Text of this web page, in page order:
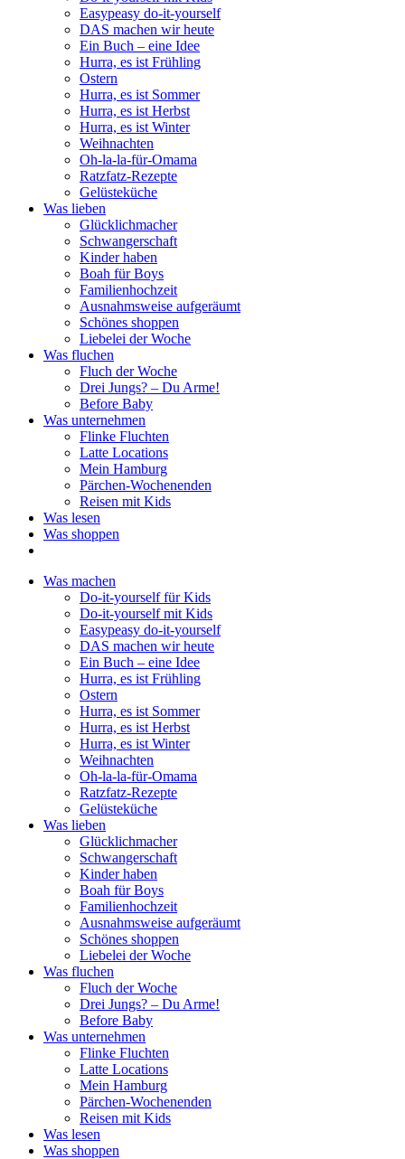
Easypeasy do-it-yourself
DAS machen wir heute
Ein Buch – eine Idee
Hurra, es ist Frühling
Ostern
Hurra, es ist Sommer
Hurra, es ist Herbst
Hurra, es ist Winter
Weihnachten
Oh-la-la-für-Omama
Ratzfatz-Rezepte
Gelüsteküche
Was lieben
Glücklichmacher
Schwangerschaft
Kinder haben
Boah für Boys
Familienhochzeit
Ausnahmsweise aufgeräumt
Schönes shoppen
Liebelei der Woche
Was fluchen
Fluch der Woche
Drei Jungs? – Du Arme!
Before Baby
Was unternehmen
Flinke Fluchten
Latte Locations
Mein Hamburg
Pärchen-Wochenenden
Reisen mit Kids
Was lesen
Was shoppen
Was machen
Do-it-yourself für Kids
Do-it-yourself mit Kids
Easypeasy do-it-yourself
DAS machen wir heute
Ein Buch – eine Idee
Hurra, es ist Frühling
Ostern
Hurra, es ist Sommer
Hurra, es ist Herbst
Hurra, es ist Winter
Weihnachten
Oh-la-la-für-Omama
Ratzfatz-Rezepte
Gelüsteküche
Was lieben
Glücklichmacher
Schwangerschaft
Kinder haben
Boah für Boys
Familienhochzeit
Ausnahmsweise aufgeräumt
Schönes shoppen
Liebelei der Woche
Was fluchen
Fluch der Woche
Drei Jungs? – Du Arme!
Before Baby
Was unternehmen
Flinke Fluchten
Latte Locations
Mein Hamburg
Pärchen-Wochenenden
Reisen mit Kids
Was lesen
Was shoppen